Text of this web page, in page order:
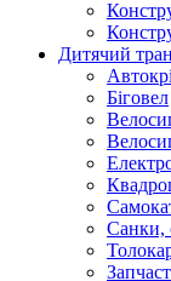
Дитячий
Біговел
Санки,